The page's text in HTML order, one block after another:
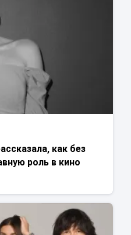
как без
роль в кино